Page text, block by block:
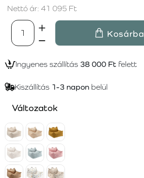
Nettó ár: 41 095 Ft
Kosárba
Ingyenes szállítás 38 000 Ft felett
Kiszállítás 1-3 napon belül
Változatok